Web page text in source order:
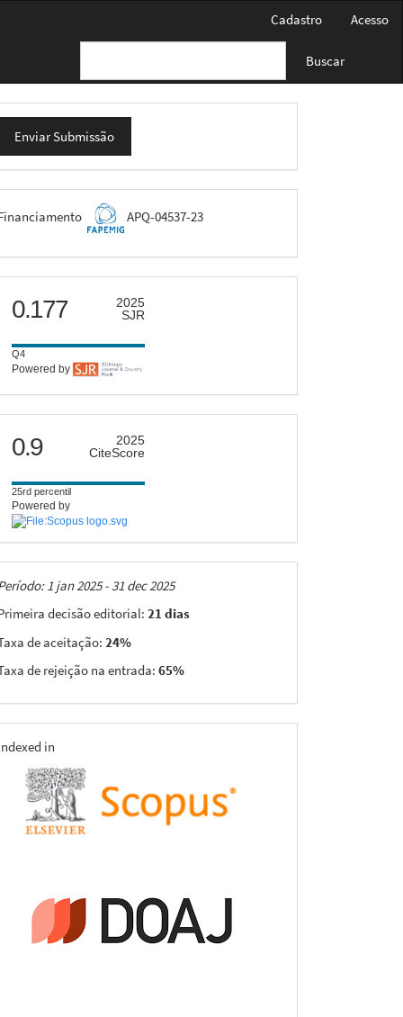
Cadastro Acesso
Buscar
Enviar Submissão
APQ-04537-23
scimago
0.177
2025
SJR
Q4
Powered by
citescore
0.9
2025
CiteScore
25rd percentil
Powered by
1 jan 2025 - 31 dec 2025
decisão editorial: 21 dias
de aceitação: 24%
de rejeição na entrada: 65%
in